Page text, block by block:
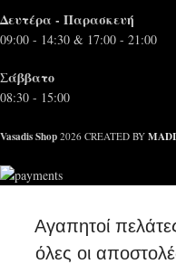
Δευτέρα - Παρασκευή
09:00 - 14:30 & 17:00 - 21:00
Σάββατο
08:30 - 15:00
Vasadis Shop 2026 CREATED BY
Αγαπητοί
όλες οι